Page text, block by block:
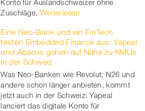
Konto für Auslandschweizer ohne
Zuschläge. Weiterlesen
Eine Neo-Bank und ein FinTech
testen Embedded Finance aus: Yapeal
und Abacus gehen auf Nähe zu KMUs
in der Schweiz
Was Neo-Banken wie Revolut, N26 und
andere schon länger anbieten, kommt
jetzt auch in der Schweiz: Yapeal
lanciert das digitale Konto für